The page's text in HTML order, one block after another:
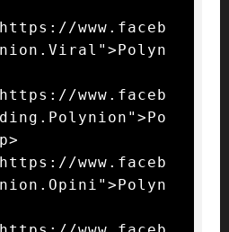
www.faceb
www.faceb
www.faceb